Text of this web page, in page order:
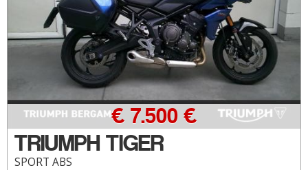
TRIUMPH TIGER
SPORT ABS
€ 7.500 €